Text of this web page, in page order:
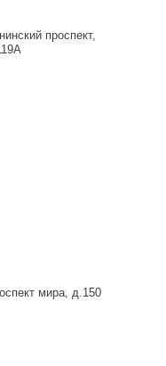
проспект,
мира, д.150